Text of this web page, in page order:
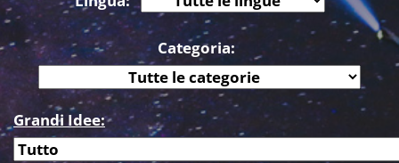
Categoria:
Grandi Idee: